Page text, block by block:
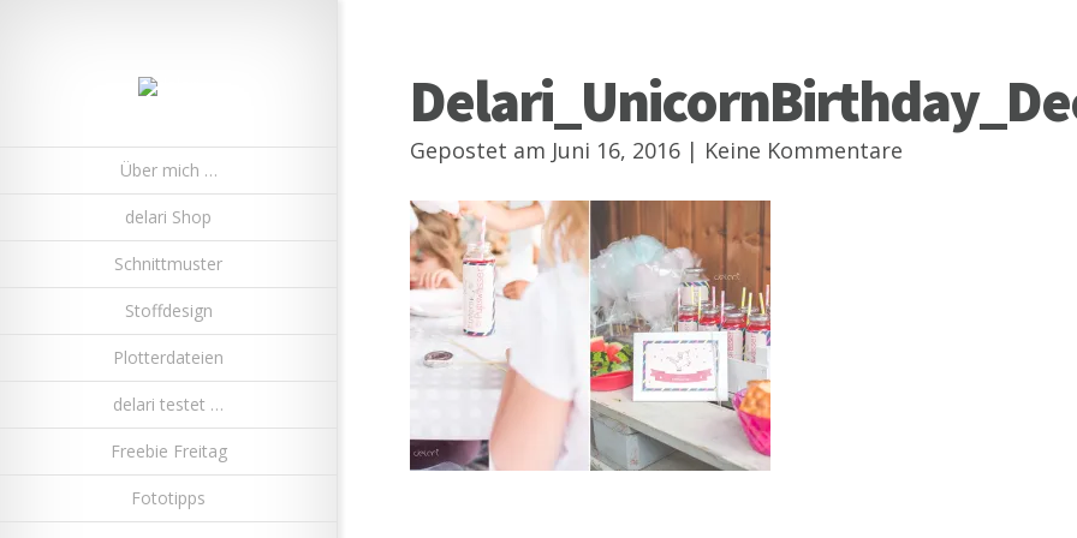
Über mich …
delari Shop
Schnittmuster
Stoffdesign
Plotterdateien
delari testet …
Freebie Freitag
Fototipps
Gepostet am Juni 16, 2016 | Keine Kommentare